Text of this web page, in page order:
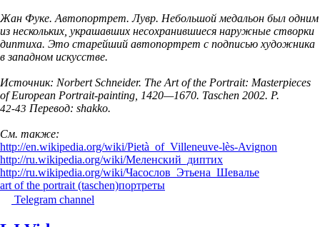
Жан Фуке. Автопортрет. Лувр. Небольшой медальон был одним
из нескольких, украшавших несохранившиеся наружные створки
диптиха. Это старейший автопортрет с подписью художника
в западном искусстве.
Источник: Norbert Schneider. The Art of the Portrait: Masterpieces
of European Portrait-painting, 1420—1670. Taschen 2002. P.
42-43 Перевод: shakko.
См. также:
http://en.wikipedia.org/wiki/Pietà_of_Villeneuve-lès-Avignon
http://ru.wikipedia.org/wiki/Меленский_диптих
http://ru.wikipedia.org/wiki/Часослов_Этьена_Шевалье
art of the portrait (taschen)портреты
Telegram channel